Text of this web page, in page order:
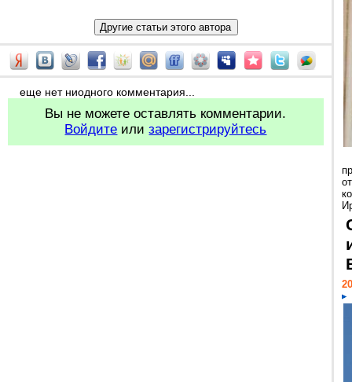
еще нет ниодного комментария...
Вы не можете оставлять комментарии.
Войдите илизарегистрируйтесь